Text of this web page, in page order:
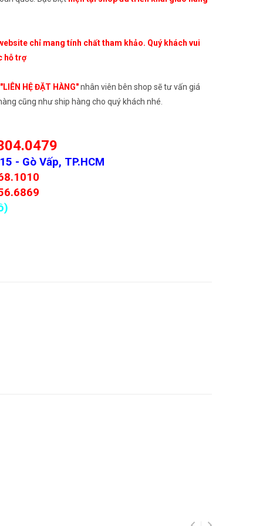
nghiệp
chỉ mang tính chất tham khảo. Quý khách vui
hỗ trợ
"LIÊN HỆ ĐẶT HÀNG"nhân viên bên shop sẽ tư vấn giá
cũng như ship hàng cho quý khách nhé.
- Gò Vấp, TP.HCM